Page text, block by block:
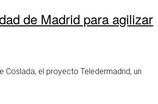
de Madrid para agilizar
Coslada, el proyecto Teledermadrid, un